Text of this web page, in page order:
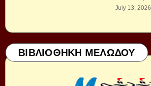
July 13, 2026
ΒΙΒΛΙΟΘΗΚΗ ΜΕΛΩΔΟΥ